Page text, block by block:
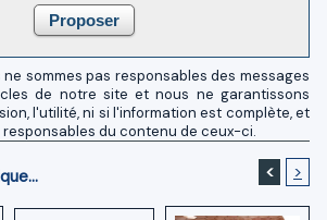
sommes pas responsables des messages
de notre site et nous ne garantissons
l'utilité, ni si l'information est complète, et
responsables du contenu de ceux-ci.
< >